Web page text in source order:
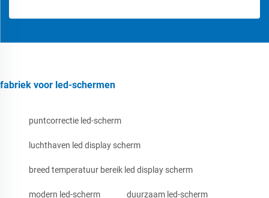
fabriek voor led-schermen
puntcorrectie led-scherm
luchthaven led display scherm
breed temperatuur bereik led display scherm
modern led-scherm duurzaam led-scherm